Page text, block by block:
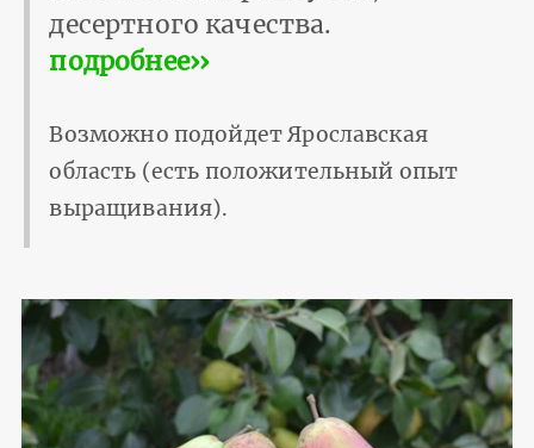
десертного качества.
подробнее››
Возможно подойдет Ярославская
область (есть положительный опыт
выращивания).